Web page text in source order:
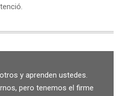
y aprenden ustedes.
pero tenemos el firme